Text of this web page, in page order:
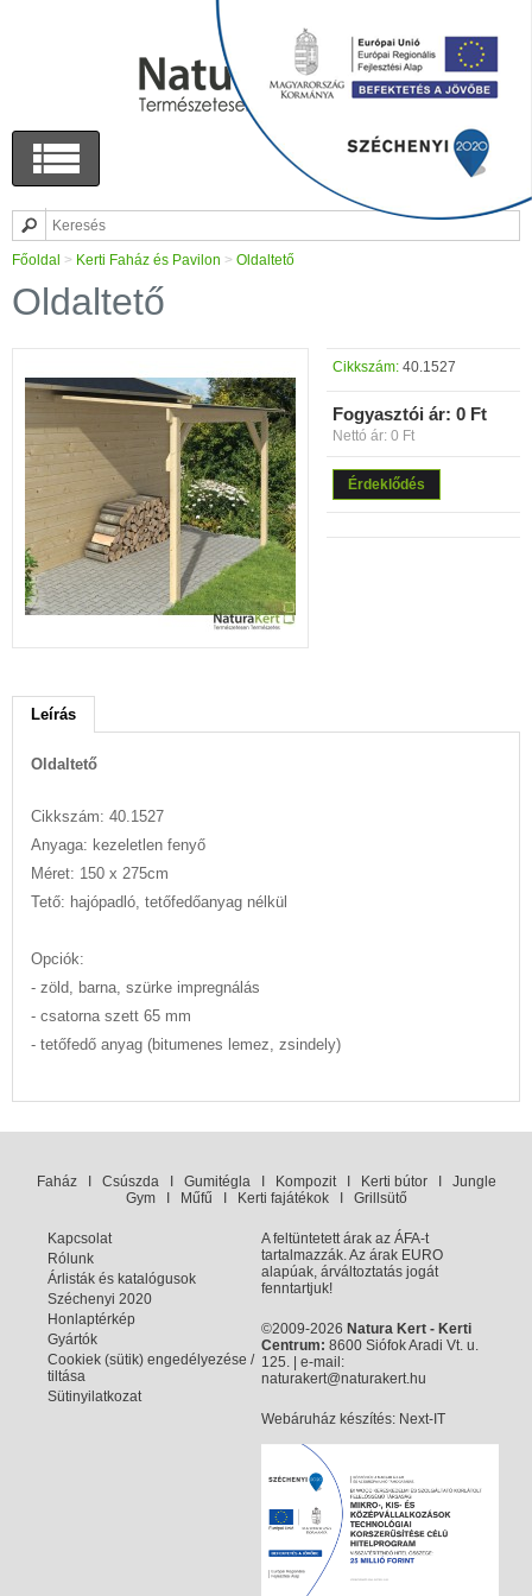
Főoldal > Kerti Faház és Pavilon > Oldaltető
Oldaltető
Cikkszám: 40.1527
Fogyasztói ár: 0 Ft
Nettó ár: 0 Ft
Érdeklődés
Leírás
Oldaltető
Cikkszám: 40.1527
Anyaga: kezeletlen fenyő
Méret: 150 x 275cm
Tető: hajópadló, tetőfedőanyag nélkül
Opciók:
- zöld, barna, szürke impregnálás
- csatorna szett 65 mm
- tetőfedő anyag (bitumenes lemez, zsindely)
FaházI CsúszdaI GumitéglaI KompozitI Kerti bútorI Jungle
GymI Műfű Kerti fajátékokI Grillsütő
Kapcsolat
Rólunk
Árlisták és katalógusok
Széchenyi 2020
Honlaptérkép
Gyártók
Cookiek (sütik) engedélyezése /
tiltása
Sütinyilatkozat
A feltüntetett árak az ÁFA-t
tartalmazzák. Az árak EURO
alapúak, árváltoztatás jogát
fenntartjuk!
©2009-2026 Natura Kert - Kerti
Centrum: 8600 Siófok Aradi Vt. u.
125. | e-mail:
naturakert@naturakert.hu
Webáruház készítés: Next-IT